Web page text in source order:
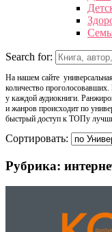
Search for:
На нашем сайте
количество
у каждой аудиокниги.
и жанров происходит по
быстрый доступ к ТОПу
Сортировать:
Рубрика: